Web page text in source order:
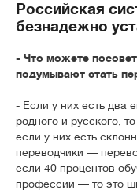
Российская
безнадежно
- Что можете
подумывают стать
- Если у них есть два
родного и русского,
если у них есть
переводчики —
если 40 процентов
профессии — то это